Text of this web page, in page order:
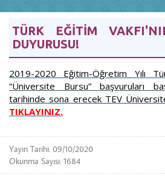
TÜRK EĞİTİM
DUYURUSU!
2019-2020 Eğitim-Öğretim Yılı
“Üniversite Bursu” başvuruları
tarihinde sona erecek TEV
TIKLAYINIZ.
Yayın Tarihi: 09/10/2020
Okunma Sayısı: 1684